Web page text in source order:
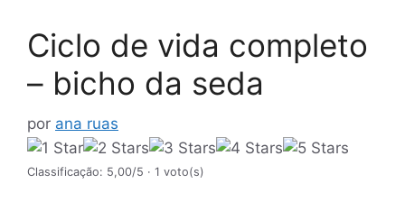
Ciclo de vida completo
– bicho da seda
por ana ruas
Classificação: 5,00/5 · 1 voto(s)